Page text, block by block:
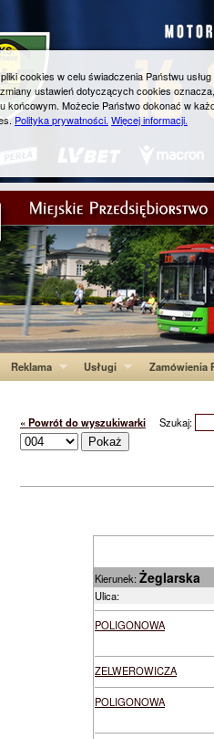
Reklama Usługi Zamówienia
« Powrót do wyszukiwarki Szukaj:
Kierunek: Żeglarska
Ulica:
POLIGONOWA
ZELWEROWICZA
POLIGONOWA
cookies w celu świadczenia Państwu
ustawień dotyczących cookies
końcowym. Możecie Państwo dokonać w
Polityka prywatności. Więcej informacji.